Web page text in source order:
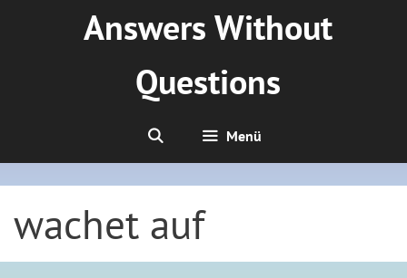
Answers Without
Questions
Menü
wachet auf